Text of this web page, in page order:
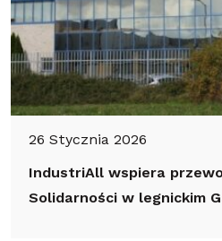
26 Stycznia 2026
IndustriAll wspiera
Solidarności w legnickim